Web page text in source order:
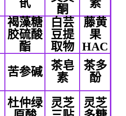
甙
酮
素
褐藻糖
胶硫酸
酯
白芸
豆提
取物
藤黄
果
HAC
苦参碱
茶皂
素
茶多
酚
杜仲绿
灵芝
灵芝